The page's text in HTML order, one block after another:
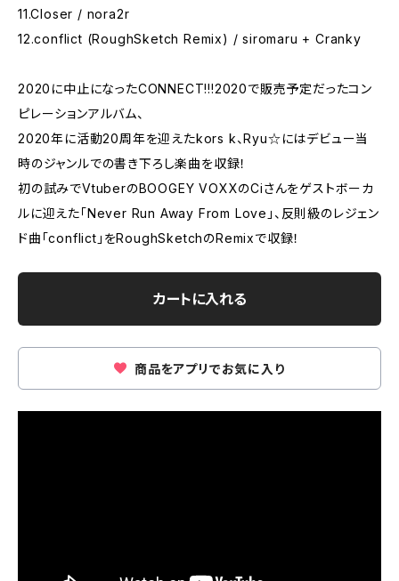
11.Closer / nora2r
12.conflict (RoughSketch Remix) / siromaru + Cranky
2020に中止になったCONNECT!!!2020で販売予定だったコン
ピレーションアルバム、
2020年に活動20周年を迎えたkors k、Ryu☆にはデビュー当
時のジャンルでの書き下ろし楽曲を収録！
初の試みでVtuberのBOOGEY VOXXのCiさんをゲストボーカ
ルに迎えた「Never Run Away From Love」、反則級のレジェン
ド曲「conflict」をRoughSketchのRemixで収録！
カートに入れる
商品をアプリでお気に入り